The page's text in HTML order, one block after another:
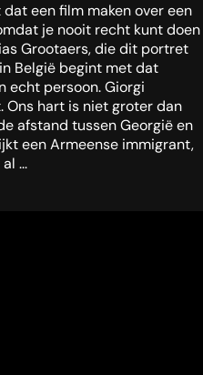
een film maken over een
je nooit recht kunt doen
Grootaers, die dit portret
België begint met dat
echt persoon. Giorgi
Ons hart is niet groter dan
afstand tussen Georgië en
een Armeense immigrant,
...